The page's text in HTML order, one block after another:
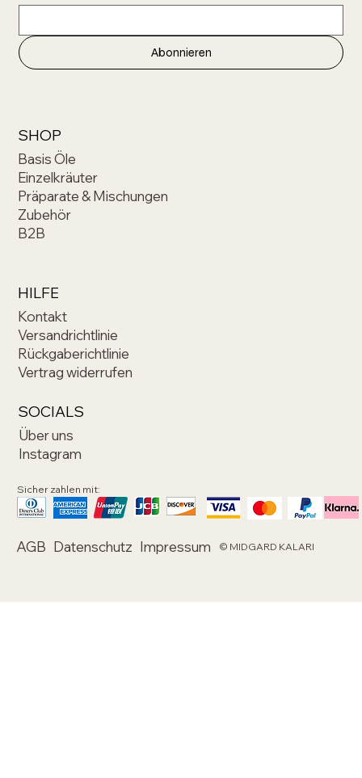
SOCIALS
Über uns
Instagram
HILFE
Kontakt
Versandrichtlinie
Rückgaberichtlinie
Vertrag widerrufen
SHOP
Basis Öle
Einzelkräuter
Präparate & Mischungen
Zubehör
B2B
Abonnieren
Sicher zahlen mit:
AGB Datenschutz Impressum © MIDGARD KALARI